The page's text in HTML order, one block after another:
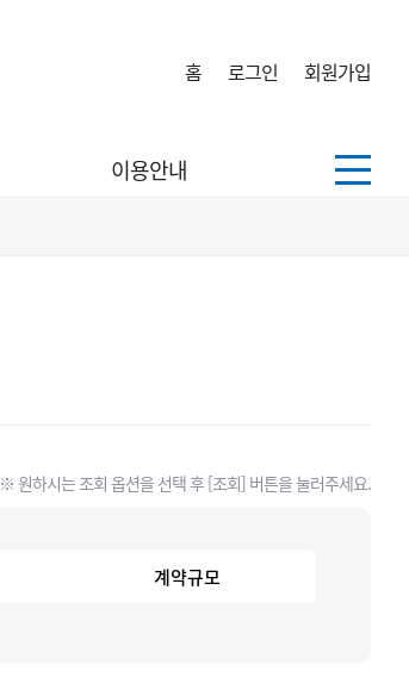
홈 로그인 회원가입
이용안내
※ 원하시는 조회 옵션을 선택 후 [조회] 버튼을 눌러주세요.
계약규모